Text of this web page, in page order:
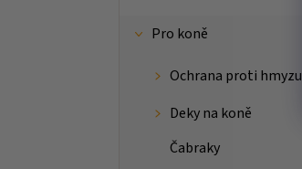
Pro koně
Ochrana proti hmyzu
Deky na koně
Čabraky